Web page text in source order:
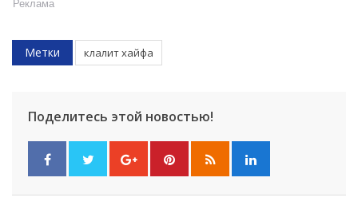
Реклама
Метки клалит хайфа
Поделитесь этой новостью!